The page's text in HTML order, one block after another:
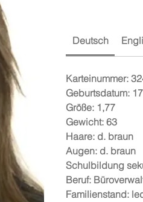
Deutsch
Karteinummer:
Geburtsdatum:
Größe: 1,77
Gewicht: 63
Haare: d. braun
Augen: d. braun
Schulbildung
Beruf:
Familienstand: